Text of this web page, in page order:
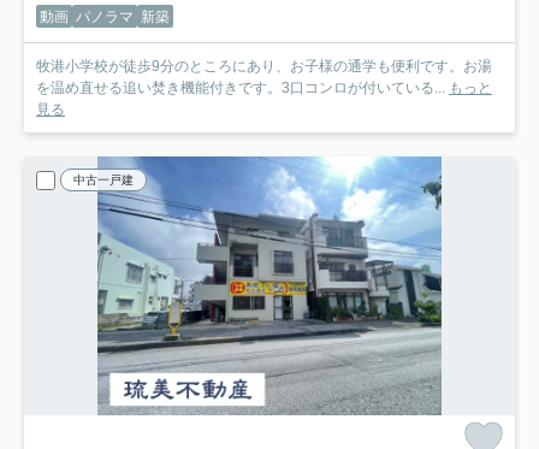
動画 パノラマ 新築
牧港小学校が徒歩9分のところにあり、お子様の通学も便利です。お湯
を温め直せる追い焚き機能付きです。3口コンロが付いている... もっと
見る
中古一戸建